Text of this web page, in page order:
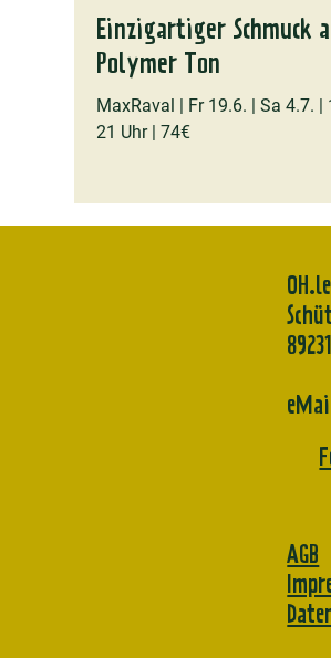
Einzigartiger Schmuck
Polymer Ton
MaxRaval | Fr 19.6. | Sa 4.7. |
21 Uhr | 74€
AGB